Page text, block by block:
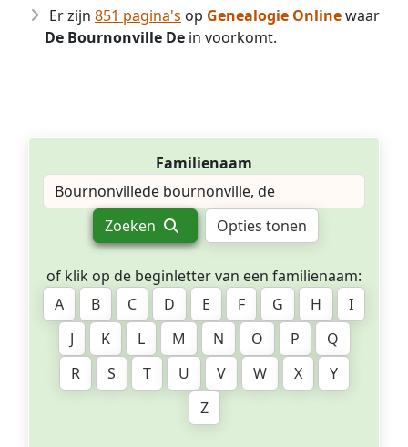
Er zijn 851 pagina's op Genealogie Onlinewaar
De Bournonville De in voorkomt.
Familienaam
Zoeken Opties tonen
of klik op de beginletter van een familienaam:
A
B C D E F G H
I
J
K L M N O P
Q
R
S T U V W X
Y
Z